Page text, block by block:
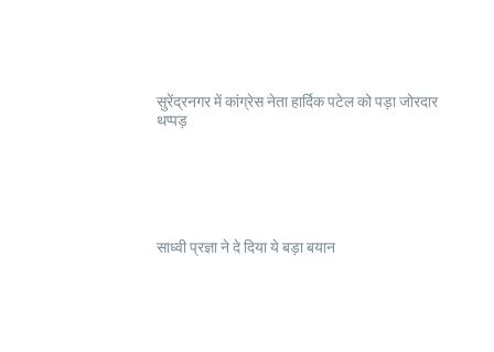
सुरेंद्रनगर में कांग्रेस नेता हार्दिक पटेल को पड़ा जोरदार
थप्पड़
साध्वी प्रज्ञा ने दे दिया ये बड़ा बयान